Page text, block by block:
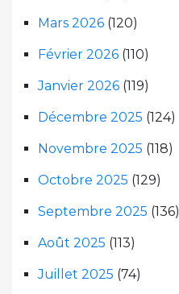
Mars 2026 (120)
Février 2026 (110)
Janvier 2026 (119)
Décembre 2025 (124)
Novembre 2025 (118)
Octobre 2025 (129)
Septembre 2025 (136)
Août 2025 (113)
Juillet 2025 (74)